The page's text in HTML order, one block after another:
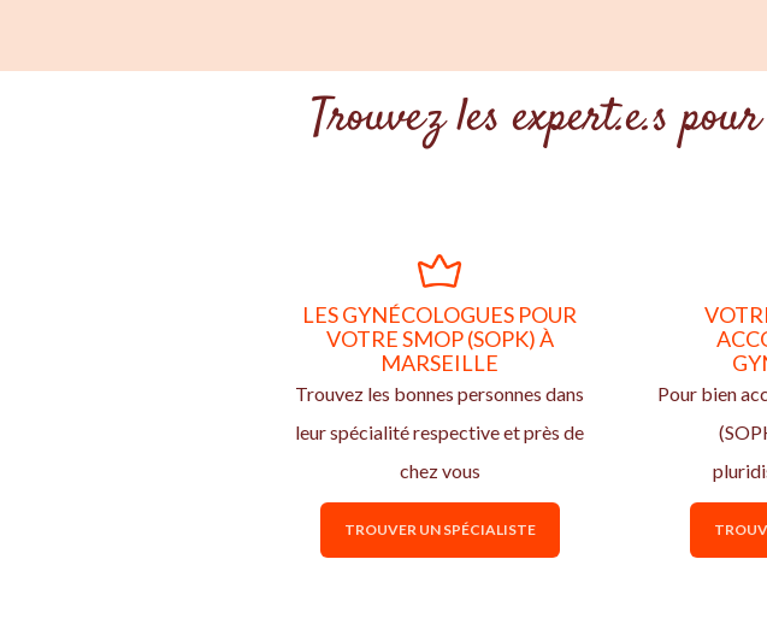
Trouvez les expert.e.s
LES GYNÉCOLOGUES POUR
VOTRE SMOP (SOPK) À
MARSEILLE
Trouvez les bonnes personnes dans
leur spécialité respective et près de
chez vous
TROUVER UN SPÉCIALISTE
Pour bien